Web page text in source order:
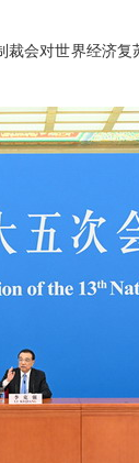
会对世界经济